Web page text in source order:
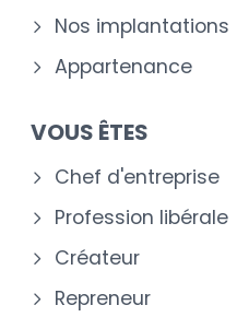
Nos implantations
Appartenance
VOUS ÊTES
Chef d'entreprise
Profession libérale
Créateur
Repreneur